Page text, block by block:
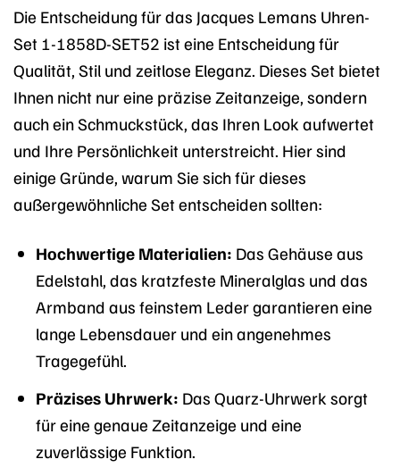
Die Entscheidung für das Jacques Lemans Uhren-
Set 1-1858D-SET52 ist eine Entscheidung für
Qualität, Stil und zeitlose Eleganz. Dieses Set bietet
Ihnen nicht nur eine präzise Zeitanzeige, sondern
auch ein Schmuckstück, das Ihren Look aufwertet
und Ihre Persönlichkeit unterstreicht. Hier sind
einige Gründe, warum Sie sich für dieses
außergewöhnliche Set entscheiden sollten:
Hochwertige Materialien: Das Gehäuse aus
Edelstahl, das kratzfeste Mineralglas und das
Armband aus feinstem Leder garantieren eine
lange Lebensdauer und ein angenehmes
Tragegefühl.
Präzises Uhrwerk: Das Quarz-Uhrwerk sorgt
für eine genaue Zeitanzeige und eine
zuverlässige Funktion.